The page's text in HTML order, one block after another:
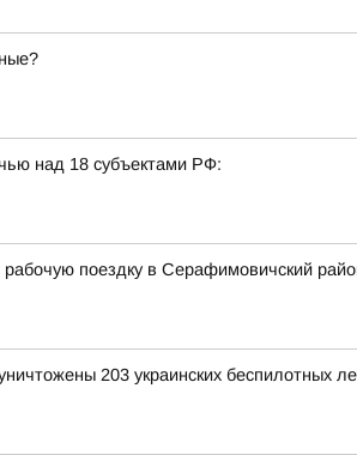
над 18 субъектами РФ:
поездку в Серафимовичский
203 украинских беспилотных